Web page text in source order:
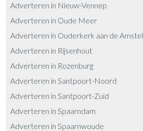
Adverteren in Nieuw-Vennep
Adverteren in Oude Meer
Adverteren in Ouderkerk aan de Amstel
Adverteren in Rijsenhout
Adverteren in Rozenburg
Adverteren in Santpoort-Noord
Adverteren in Santpoort-Zuid
Adverteren in Spaarndam
Adverteren in Spaarnwoude